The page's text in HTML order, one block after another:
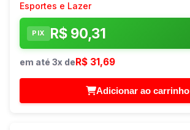
Esportes e Lazer
PIX R$ 90,31
em até 3x de R$ 31,69
Adicionar ao carrinho